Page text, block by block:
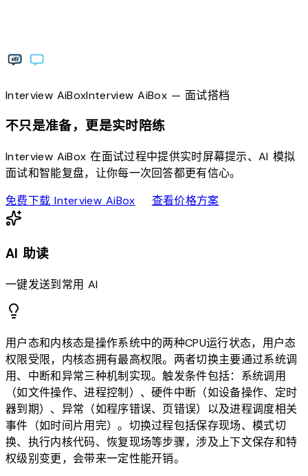
Interview AiBoxInterviewAiBox— 面试搭档
不只是准备，更是实时陪练
Interview AiBox 在面试过程中提供实时屏幕提示、AI 模拟
面试和智能复盘，让你每一次回答都更有信心。
免费下载 Interview AiBoxdownload查看价格方案sell
AI 助读
一键发送到常用 AI
用户态和内核态是操作系统中的两种CPU运行状态，用户态
权限受限，内核态拥有最高权限。两者切换主要通过系统调
用、中断和异常三种机制实现。触发条件包括：系统调用
（如文件操作、进程控制）、硬件中断（如设备操作、定时
器到期）、异常（如程序错误、页错误）以及进程调度相关
事件（如时间片用完）。切换过程包括保存现场、模式切
换、执行内核代码、恢复现场等步骤，涉及上下文保存和特
权级别变更，会带来一定性能开销。